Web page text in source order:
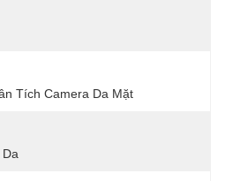
Tích Camera Da Mặt